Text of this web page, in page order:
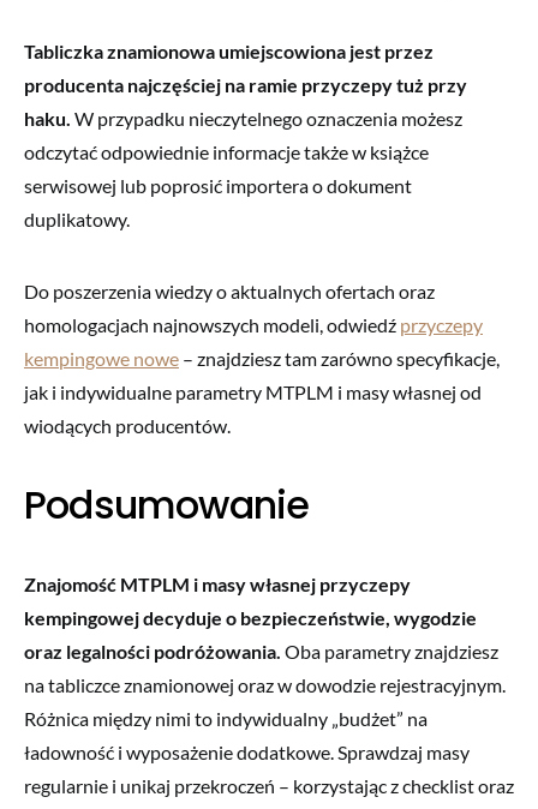
Tabliczka znamionowa umiejscowiona jest przez
producenta najczęściej na ramie przyczepy tuż przy
haku. W przypadku nieczytelnego oznaczenia możesz
odczytać odpowiednie informacje także w książce
serwisowej lub poprosić importera o dokument
duplikatowy.
Do poszerzenia wiedzy o aktualnych ofertach oraz
homologacjach najnowszych modeli, odwiedź przyczepy
kempingowe nowe – znajdziesz tam zarówno specyfikacje,
jak i indywidualne parametry MTPLM i masy własnej od
wiodących producentów.
Podsumowanie
Znajomość MTPLM i masy własnej przyczepy
kempingowej decyduje o bezpieczeństwie, wygodzie
oraz legalności podróżowania. Oba parametry znajdziesz
na tabliczce znamionowej oraz w dowodzie rejestracyjnym.
Różnica między nimi to indywidualny „budżet” na
ładowność i wyposażenie dodatkowe. Sprawdzaj masy
regularnie i unikaj przekroczeń – korzystając z checklist oraz